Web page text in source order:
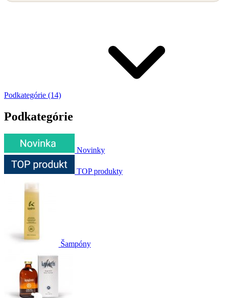
Podkategórie (14)
Podkategórie
Novinky
TOP produkty
Šampóny